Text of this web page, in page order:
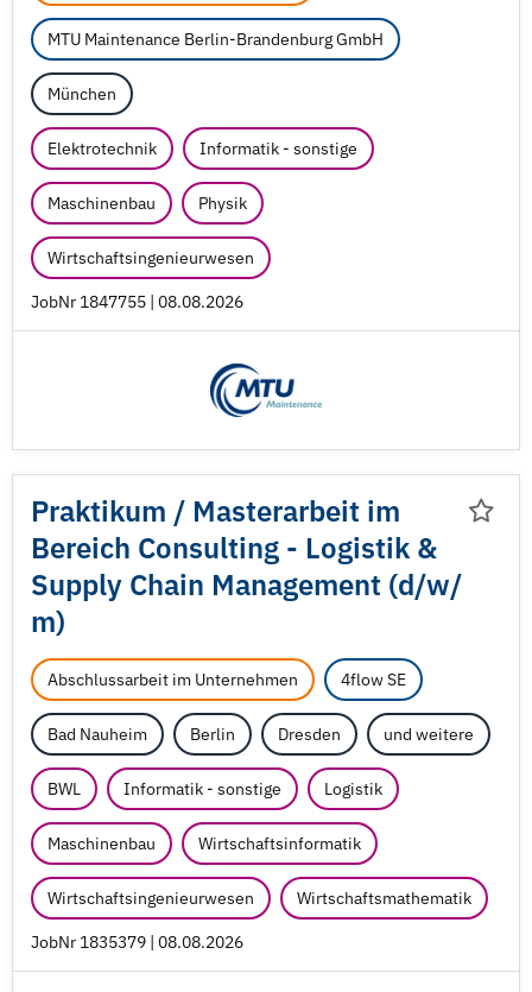
MTU Maintenance Berlin-Brandenburg GmbH
München
Elektrotechnik Informatik - sonstige
Maschinenbau Physik
Wirtschaftsingenieurwesen
JobNr 1847755 | 08.08.2026
Praktikum / Masterarbeit im
Bereich Consulting - Logistik &
Supply Chain Management (d/w/
m)
Abschlussarbeit im Unternehmen 4flow SE
Bad Nauheim Berlin Dresden und weitere
BWL Informatik - sonstige Logistik
Maschinenbau Wirtschaftsinformatik
Wirtschaftsingenieurwesen Wirtschaftsmathematik
JobNr 1835379 | 08.08.2026